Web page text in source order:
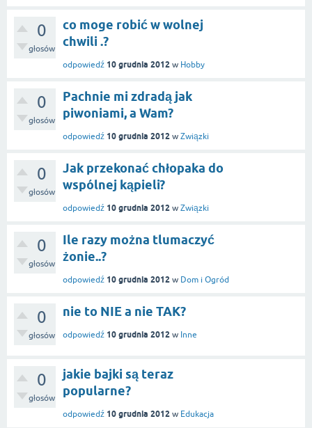
0
głosów
co moge robić w wolnej
chwili .?
odpowiedź 10 grudnia 2012 w Hobby
0
głosów
Pachnie mi zdradą jak
piwoniami, a Wam?
odpowiedź 10 grudnia 2012 w Związki
0
głosów
Jak przekonać chłopaka do
wspólnej kąpieli?
odpowiedź 10 grudnia 2012 w Związki
0
głosów
Ile razy można tlumaczyć
żonie..?
odpowiedź 10 grudnia 2012 w Dom i Ogród
0
głosów
nie to NIE a nie TAK?
odpowiedź 10 grudnia 2012 w Inne
0
głosów
jakie bajki są teraz
popularne?
odpowiedź 10 grudnia 2012 w Edukacja